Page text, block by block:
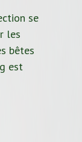
se
les
bêtes
est